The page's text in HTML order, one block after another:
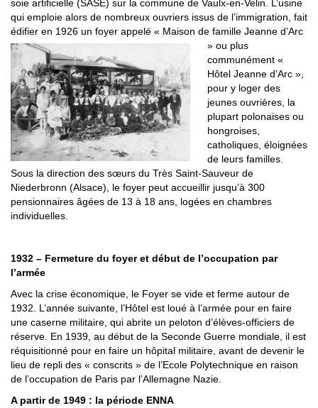
soie artificielle (SASE) sur la commune de Vaulx-en-Velin. L’usine
qui emploie alors de nombreux ouvriers issus de l’immigration, fait
édifier en 1926 un foyer appelé « Maison de famille Jeanne d’Arc
» ou plus
communément «
Hôtel Jeanne d’Arc »,
pour y loger des
jeunes ouvrières, la
plupart polonaises ou
hongroises,
catholiques, éloignées
de leurs familles.
Sous la direction des sœurs du Très Saint-Sauveur de
Niederbronn (Alsace), le foyer peut accueillir jusqu’à 300
pensionnaires âgées de 13 à 18 ans, logées en chambres
individuelles.
1932 – Fermeture du foyer et début de l’occupation par
l’armée
Avec la crise économique, le Foyer se vide et ferme autour de
1932. L’année suivante, l’Hôtel est loué à l’armée pour en faire
une caserne militaire, qui abrite un peloton d’élèves-officiers de
réserve. En 1939, au début de la Seconde Guerre mondiale, il est
réquisitionné pour en faire un hôpital militaire, avant de devenir le
lieu de repli des « conscrits » de l’Ecole Polytechnique en raison
de l’occupation de Paris par l’Allemagne Nazie.
A partir de 1949 : la période ENNA